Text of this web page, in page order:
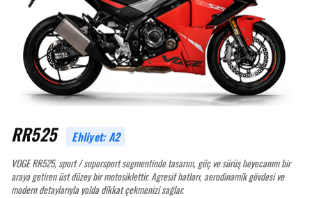
RR525 Ehliyet: A2
VOGE RR525, sport / supersport segmentinde tasarım, güç ve sürüş heyecanını bir
araya getiren üst düzey bir motosiklettir. Agresif hatları, aerodinamik gövdesi ve
modern detaylarıyla yolda dikkat çekmenizi sağlar.